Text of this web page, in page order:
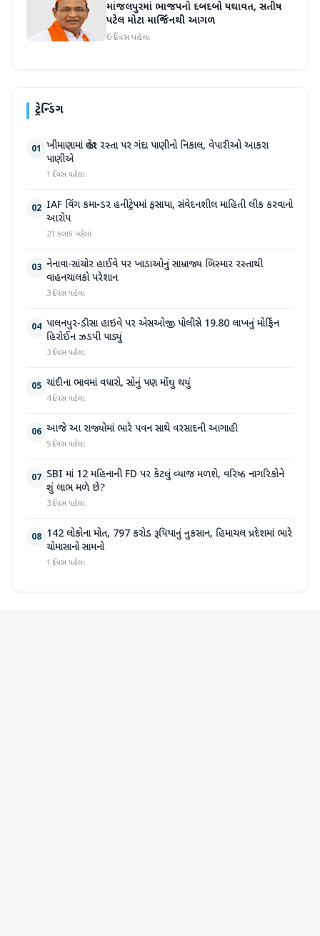
માંજલપુરમાં ભાજપનો દબદબો યથાવત, સતીષ
પટેલ મોટા માર્જિનથી આગળ
6 દિવસ પહેલા
ટ્રેન્ડિંગ
01 ખીમાણામાં જાહેર રસ્તા પર ગંદા પાણીનો નિકાલ, વેપારીઓ આકરા
પાણીએ
1 દિવસ પહેલા
02 IAF વિંગ કમાન્ડર હનીટ્રેપમાં ફસાયા, સંવેદનશીલ માહિતી લીક કરવાનો
આરોપ
21 કલાક પહેલા
03 નેનાવા-સાંચોર હાઈવે પર ખાડાઓનું સામ્રાજ્ય બિસ્માર રસ્તાથી
વાહનચાલકો પરેશાન
3 દિવસ પહેલા
04 પાલનપુર-ડીસા હાઇવે પર એસઓજી પોલીસે 19.80 લાખનું મોર્ફિન
હિરોઈન ઝડપી પાડ્યું
3 દિવસ પહેલા
05 ચાંદીના ભાવમાં વધારો, સોનું પણ મોંઘુ થયું
4 દિવસ પહેલા
06 આજે આ રાજ્યોમાં ભારે પવન સાથે વરસાદની આગાહી
5 દિવસ પહેલા
07 SBI માં 12 મહિનાની FD પર કેટલું વ્યાજ મળશે, વરિષ્ઠ નાગરિકોને
શું લાભ મળે છે?
3 દિવસ પહેલા
08 142 લોકોના મોત, 797 કરોડ રૂપિયાનું નુકસાન, હિમાચલ પ્રદેશમાં ભારે
ચોમાસાનો સામનો
1 દિવસ પહેલા